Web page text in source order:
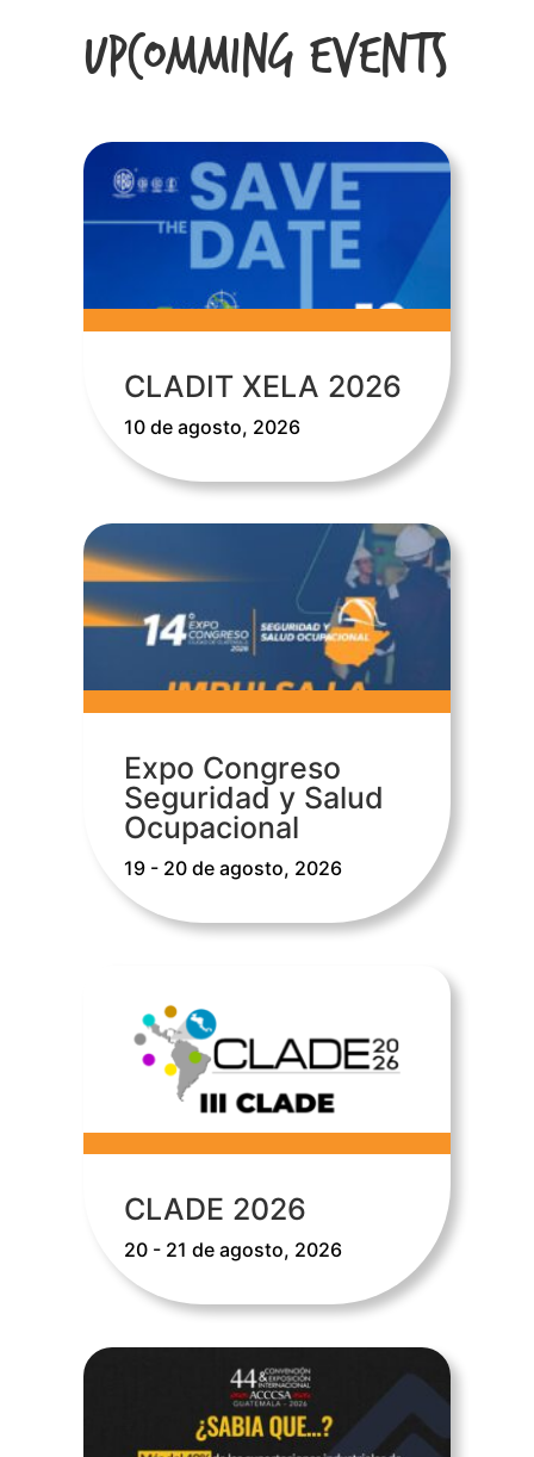
Upcomming Events
CLADIT XELA 2026
10 de agosto, 2026
Expo Congreso
Seguridad y Salud
Ocupacional
19 - 20 de agosto, 2026
CLADE 2026
20 - 21 de agosto, 2026